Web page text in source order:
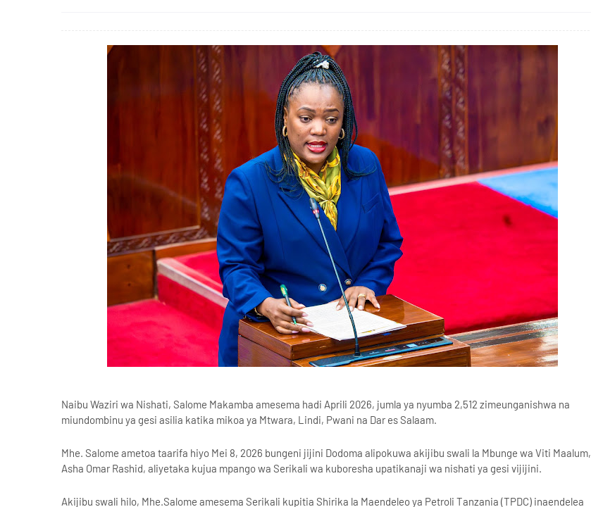
Naibu Waziri wa Nishati, Salome Makamba amesema hadi Aprili 2026, jumla ya nyumba 2,512 zimeunganishwa na
miundombinu ya gesi asilia katika mikoa ya Mtwara, Lindi, Pwani na Dar es Salaam.
Mhe. Salome ametoa taarifa hiyo Mei 8, 2026 bungeni jijini Dodoma alipokuwa akijibu swali la Mbunge wa Viti Maalum,
Asha Omar Rashid, aliyetaka kujua mpango wa Serikali wa kuboresha upatikanaji wa nishati ya gesi vijijini.
Akijibu swali hilo, Mhe.Salome amesema Serikali kupitia Shirika la Maendeleo ya Petroli Tanzania (TPDC) inaendelea